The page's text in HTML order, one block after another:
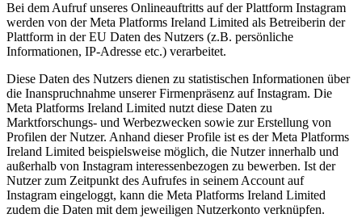
Bei dem Aufruf unseres Onlineauftritts auf der Plattform Instagram
werden von der Meta Platforms Ireland Limited als Betreiberin der
Plattform in der EU Daten des Nutzers (z.B. persönliche
Informationen, IP-Adresse etc.) verarbeitet.
Diese Daten des Nutzers dienen zu statistischen Informationen über
die Inanspruchnahme unserer Firmenpräsenz auf Instagram. Die
Meta Platforms Ireland Limited nutzt diese Daten zu
Marktforschungs- und Werbezwecken sowie zur Erstellung von
Profilen der Nutzer. Anhand dieser Profile ist es der Meta Platforms
Ireland Limited beispielsweise möglich, die Nutzer innerhalb und
außerhalb von Instagram interessenbezogen zu bewerben. Ist der
Nutzer zum Zeitpunkt des Aufrufes in seinem Account auf
Instagram eingeloggt, kann die Meta Platforms Ireland Limited
zudem die Daten mit dem jeweiligen Nutzerkonto verknüpfen.